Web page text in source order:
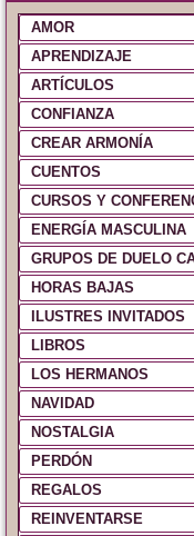
AMOR
APRENDIZAJE
ARTÍCULOS
CONFIANZA
CREAR ARMONÍA
CUENTOS
CURSOS Y
ENERGÍA MASCULINA
GRUPOS DE DUELO
HORAS BAJAS
ILUSTRES INVITADOS
LIBROS
LOS HERMANOS
NAVIDAD
NOSTALGIA
PERDÓN
REGALOS
REINVENTARSE